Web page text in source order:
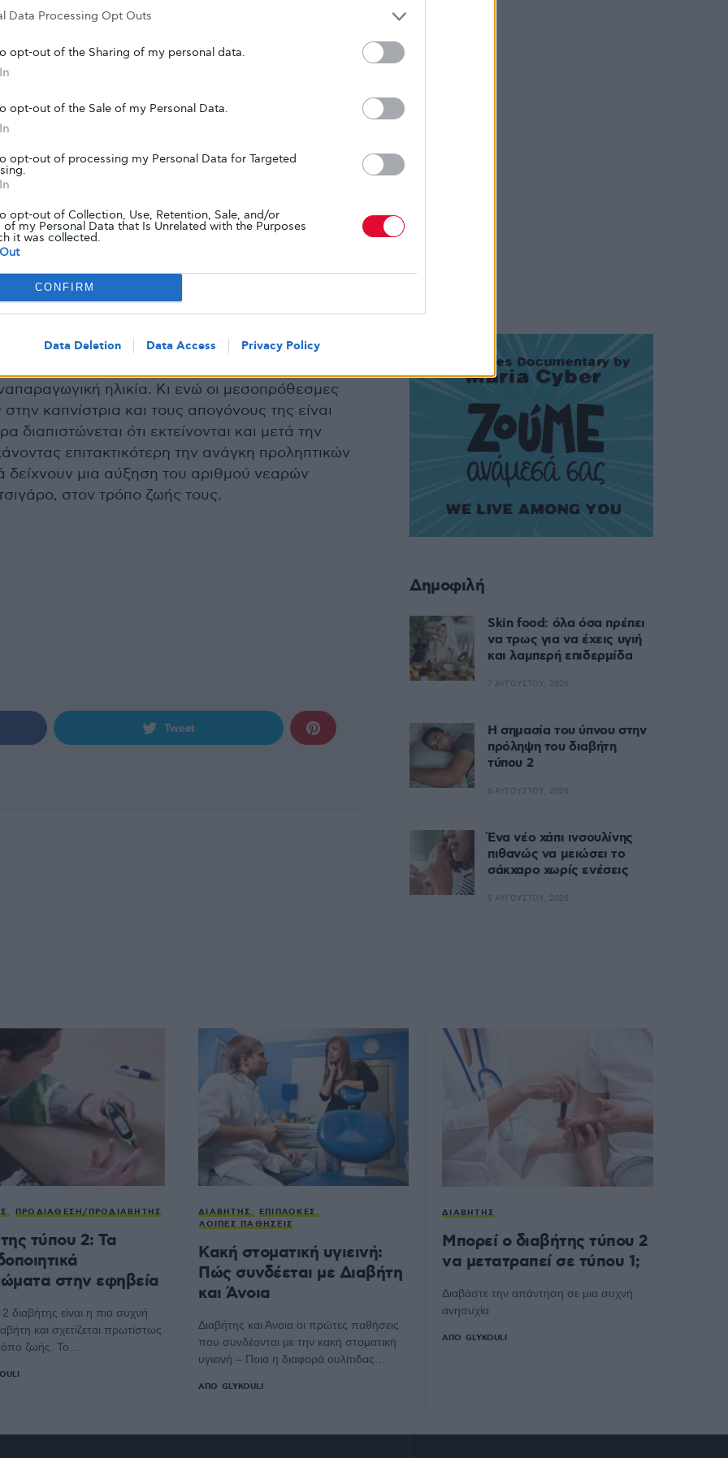
Data Processing Opt Outs
opt-out of the Sharing of my personal data.
opt-out of the Sale of my Personal Data.
opt-out of processing my Personal Data for Targeted
opt-out of Collection, Use, Retention, Sale, and/or
of my Personal Data that Is Unrelated with the Purposes
it was collected.
CONFIRM
Data Deletion Data Access Privacy Policy
γέννησης, της ηλικίας κυοφορίας, του
της ισοτιμίας.
πιθανοί μηχανισμοί πίσω από τον συσχετισμό
στην ρύθμιση της όρεξης και του
σε ζωικά μοντέλα.
στην μητρική νικοτίνη είναι: το υψηλό ποσοστό
που παράγουν ινσουλίνη στο πάγκρεας και η
των παραγόντων μεταγραφής που προκαλούν
(διαφοροποίηση λιποκυττάρων), που
στην εκδήλωση του διαβήτη και της
οι επιστήμονες επικαλούνται πρόσφατα
αλλαγές στην γονιδιακή έκφραση στο
να το προδιαθέτουν σε μετέπειτα
ωστόσο ότι αστάθμιστες διαφορές
μεταξύ των οικογενειών με και χωρίς
τον ρόλο τους.
ότι οι γυναίκες που εκτίθενται στο
υψηλότερο κίνδυνο εκδήλωσης
ηλικία. Κι ενώ οι μεσοπρόθεσμες
καπνίστρια και τους απογόνους της είναι
ότι εκτείνονται και μετά την
επιτακτικότερη την ανάγκη προληπτικών
δείχνουν μια αύξηση του αριθμού νεαρών
στον τρόπο ζωής τους.
Tweet
Δημοφιλή
Skin food: όλα όσα πρέπει
να τρως για να έχεις υγιή
και λαμπερή επιδερμίδα
7 ΑΥΓΟΎΣΤΟΥ, 2026
Η σημασία του ύπνου στην
πρόληψη του διαβήτη
τύπου 2
6 ΑΥΓΟΎΣΤΟΥ, 2026
Ένα νέο χάπι ινσουλίνης
πιθανώς να μειώσει το
σάκχαρο χωρίς ενέσεις
5 ΑΥΓΟΎΣΤΟΥ, 2026
ΠΡΟΔΙΆΘΕΣΗ/ΠΡΟΔΙΑΒΉΤΗΣ
τύπου 2: Τα
στην εφηβεία
διαβήτης είναι η πιο συχνή
και σχετίζεται πρωτίστως
ζωής. Το…
ΔΙΑΒΉΤΗΣ
ΕΠΙΠΛΟΚΈΣ
ΛΟΙΠΈΣ ΠΑΘΉΣΕΙΣ
Κακή στοματική υγιεινή:
Πώς συνδέεται με Διαβήτη
και Άνοια
Διαβήτης και Άνοια οι πρώτες παθήσεις
που συνδέονται με την κακή στοματική
υγιεινή – Ποια η διαφορά ουλίτιδας…
ΑΠΌ GLYKOULI
ΔΙΑΒΉΤΗΣ
Μπορεί ο διαβήτης τύπου 2
να μετατραπεί σε τύπου 1;
Διαβάστε την απάντηση σε μια συχνή
ανησυχία
ΑΠΌ GLYKOULI